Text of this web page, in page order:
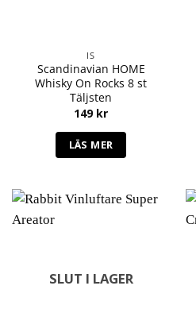
IS
Scandinavian HOME
Whisky On Rocks 8 st
Täljsten
149 kr
LÄS MER
SLUT I LAGER